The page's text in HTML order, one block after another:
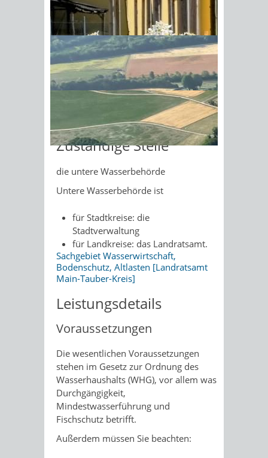
Sonnenschein am Morgen im
Ahornwald
Formulare
Anlagen im/am Gewässer
Antrag auf Erteilung der
wasserrechtlichen Erlaubnis für
eine Anlage im/am Gewässer
Muster-Verfahrenshandbuch für
Zulassungsverfahren
Zuständige Stelle
die untere Wasserbehörde
Untere Wasserbehörde ist
für Stadtkreise: die
Stadtverwaltung
für Landkreise: das Landratsamt.
Sachgebiet Wasserwirtschaft,
Bodenschutz, Altlasten [Landratsamt
Main-Tauber-Kreis]
Leistungsdetails
Voraussetzungen
Die wesentlichen Voraussetzungen
stehen im Gesetz zur Ordnung des
Wasserhaushalts (WHG), vor allem was
Durchgängigkeit,
Mindestwasserführung und
Fischschutz betrifft.
Außerdem müssen Sie beachten: